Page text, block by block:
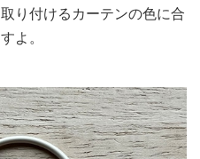
り付けるカーテンの色に合
よ。